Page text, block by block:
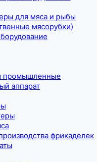
для мяса и рыбы
мясорубки)
промышленные
аппарат
фрикаделек